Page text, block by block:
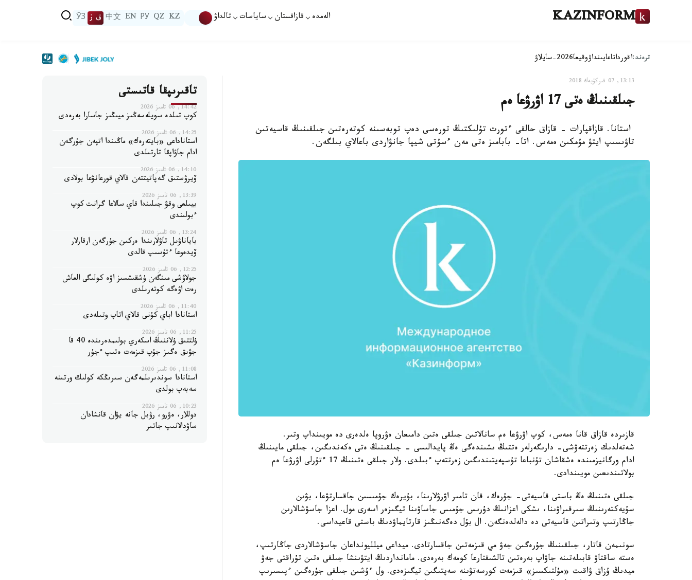
KAZINFORM الەمدە قازاقستان ساياسات تالداۋ KZ
QZ
РУ
EN
中文 ق ز ЎЗ
ترەند:اقورداتاعايىنداۋوقيعا2026-سايلاۋ
13:13, 07 قىركۇيەك 2018
جىلقىنىڭ ەتى 17 اۋرۋعا ەم
استانا. قازاقپارات - قازاق حالقى ءتورت تۇلىكتىڭ تورەسى دەپ توبەسىنە كوتەرەتىن جىلقىنىڭ قاسيەتىن
تاۋىسىپ ايتۋ مۇمكىن ەمەس. اتا- بابامىز ەتى مەن ءسۇتى شيپا جانۋاردى باعالاي بىلگەن.
قازىردە قازاق قانا ەمەس، كوپ اۋرۋعا ەم سانالاتىن جىلقى ەتىن دامىعان ەۋروپا ەلدەرى دە مويىنداپ وتىر.
شەتەلدىك زەرتتەۋشى- دارىگەرلەر ەتتىڭ ىشىندەگى ەڭ پايدالىسى - جىلقىنىڭ ەتى ەكەندىگىن، جىلقى مايىنىڭ
ادام ورگانيزمىندە ەشقاشان تۇنباعا تۇسپەيتىندىگىن زەرتتەپ ءبىلدى. ولار جىلقى ەتىنىڭ 17 ءتۇرلى اۋرۋعا ەم
بولاتىندىعىن مويىندادى.
جىلقى ەتىنىڭ ەڭ باستى قاسيەتى- جۇرەك، قان تامىر اۋرۋلارىنا، بۇيرەك جۇمىسىن جاقسارتۋعا، بۋىن
سۇيەكتەرىنىڭ سىرقىراۋىنا، ىشكى اعزانىڭ دۇرىس جۇمىس جاساۋىنا تيگىزەر اسەرى مول. اعزا جاسۋشالارىن
جاڭارتىپ وتىراتىن قاسيەتى دە دالەلدەنگەن. ال بۇل دەگەنىڭىز قارتايماۋدىڭ باستى قاعيداسى.
سونىمەن قاتار، جىلقىنىڭ جۇرەگىن جەۋ مي قىزمەتىن جاقسارتادى. ميداعى ميلليونداعان جاسۋشالاردى جاڭارتىپ،
ەستە ساقتاۋ قابىلەتىنە جاۋاپ بەرەتىن تالشىقتارعا كومەك بەرەدى. مامانداردىڭ ايتۋىنشا جىلقى ەتىن تۇراقتى جەۋ
ميدىڭ ۇزاق ۋاقىت «مۇلتىكسىز» قىزمەت كورسەتۋىنە سەپتىگىن تيگىزەدى. ول ءۇشىن جىلقى جۇرەگىن ءپىسىرىپ
تاقىرىپقا قاتىستى
14:42, 06 تامىز 2026
كوپ تىلدە سويلەسەڭىز ميىڭىز جاسارا بەرەدى
14:25, 06 تامىز 2026
استاناداعى «بايتەرەك» ماڭىندا اتپەن جۇرگەن
ادام جاۋاپقا تارتىلدى
14:10, 06 تامىز 2026
ۆيرۋستىق گەپاتيتتەن قالاي قورعانۋعا بولادى
13:39, 06 تامىز 2026
بيىلعى وقۋ جىلىندا قاي سالاعا گرانت كوپ
ءبولىندى
13:24, 06 تامىز 2026
باياناۋىل تاۋلارىندا ەركىن جۇرگەن ارقارلار
ۆيدەوعا ءتۇسىپ قالدى
12:25, 06 تامىز 2026
جولاۋشى مىنگەن ۇشقىشسىز اۋە كولىگى العاش
رەت اۋەگە كوتەرىلدى
11:40, 06 تامىز 2026
استانادا اباي كۇنى قالاي اتاپ وتىلەدى
11:25, 06 تامىز 2026
ۇلتتىق ۇلاننىڭ اسكەري بولىمدەرىندە 40 قا
جۋىق ەگىز جۇپ قىزمەت ەتىپ ءجۇر
11:08, 06 تامىز 2026
استانادا سوندىرىلمەگەن سىرىڭكە كولىك ورتىنە
سەبەپ بولدى
10:23, 06 تامىز 2026
دوللار، ەۋرو، رۋبل جانە يۋان قانشادان
ساۋدالانىپ جاتىر